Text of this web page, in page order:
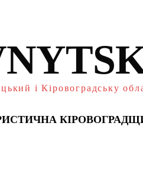
і Кіровоградську